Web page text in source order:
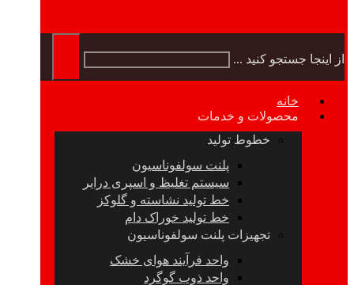
از اینجا جستجو کنید ...
خانه
محصولات و خدمات
خطوط تولید
پلنت سولفوناسیون
سیستم تغلیظ و اسپری درایر
خط تولید نشاسته و گلوکز
خط تولید خوراک دام
تجهیزات پلنت سولفوناسیون
واحد فرآیند هوای خشک
واحد ذوب گوگرد